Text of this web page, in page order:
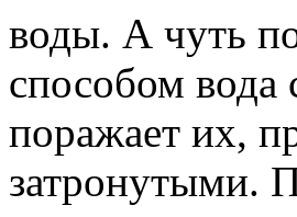
воды. А чуть
способом вода
поражает их,
затронутыми.